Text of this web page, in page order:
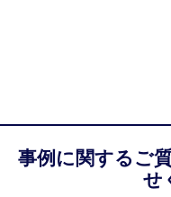
事例に関するご
せ